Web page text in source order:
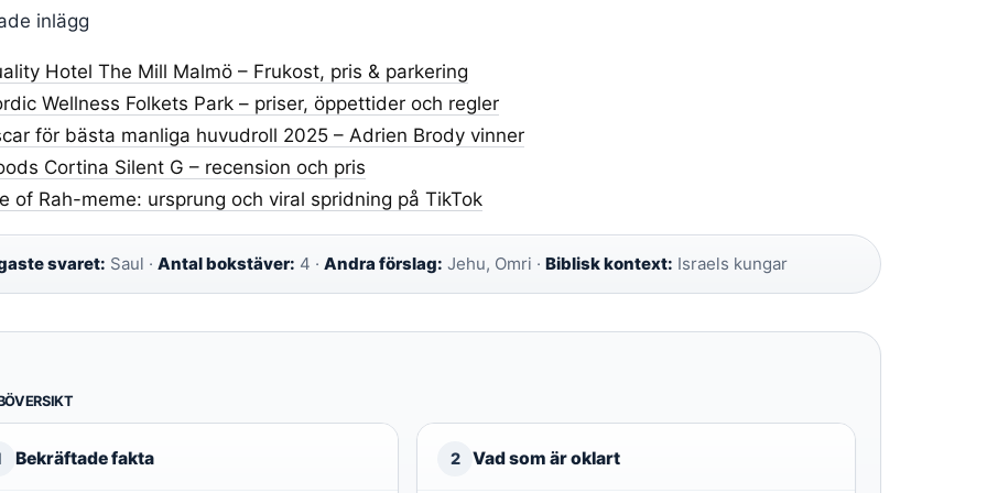
inlägg
Hotel The Mill Malmö – Frukost, pris & parkering
Wellness Folkets Park – priser, öppettider och regler
för bästa manliga huvudroll 2025 – Adrien Brody vinner
Cortina Silent G – recension och pris
of Rah-meme: ursprung och viral spridning på TikTok
svaret: Saul · Antal bokstäver: 4 · Andra förslag: Jehu, Omri · Biblisk kontext: Israels kungar
Bekräftade fakta 2 Vad som är oklart